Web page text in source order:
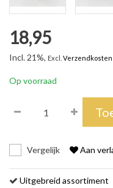
18,95
Incl. 21%, Excl. Verzendkosten
Op voorraad
Vergelijk Aan
Uitgebreid assortiment